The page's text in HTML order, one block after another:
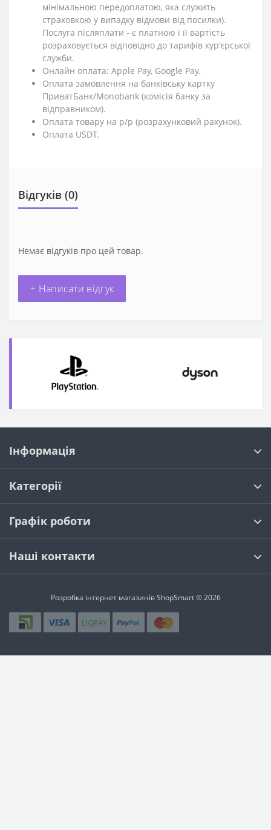
мінімальною передоплатою, яка служить
страховкою у випадку відмови від посилки).
Послуга післяплати - є платною і її вартість
розраховується відповідно до тарифів кур'єрської
служби.
Онлайн оплата: Apple Pay, Google Pay.
Оплата замовлення на банківську картку
ПриватБанк/Monobank (комісія банку за
відправником).
Оплата товару на р/р (розрахунковий рахунок).
Оплата USDT.
Відгуків (0)
Немає відгуків про цей товар.
+ Написати відгук
Інформація
Категорії
Графік роботи
Наші контакти
Розробка інтернет магазинівShopSmart © 2026